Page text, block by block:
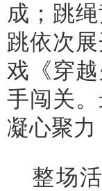
成；跳
跳依次
戏《穿
手闯关
凝心聚
整场